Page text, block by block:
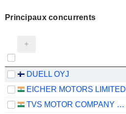
Principaux concurrents
DUELL OYJ
EICHER MOTORS LIMITED
TVS MOTOR COMPANY LIMITED